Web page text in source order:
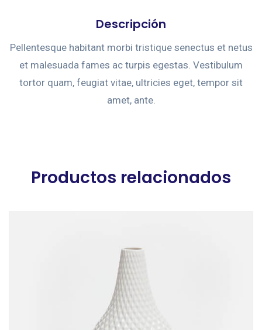
Descripción
Pellentesque habitant morbi tristique senectus et netus
et malesuada fames ac turpis egestas. Vestibulum
tortor quam, feugiat vitae, ultricies eget, tempor sit
amet, ante.
Productos relacionados